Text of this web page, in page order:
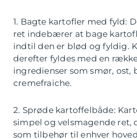
1. Bagte kartofler med fyld:
ret indebærer at bage
indtil den er blød og fyldig.
derefter fyldes med en
ingredienser som smør, ost,
cremefraiche.
2. Sprøde kartoffelbåde:
simpel og velsmagende ret,
som tilbehør til enhver